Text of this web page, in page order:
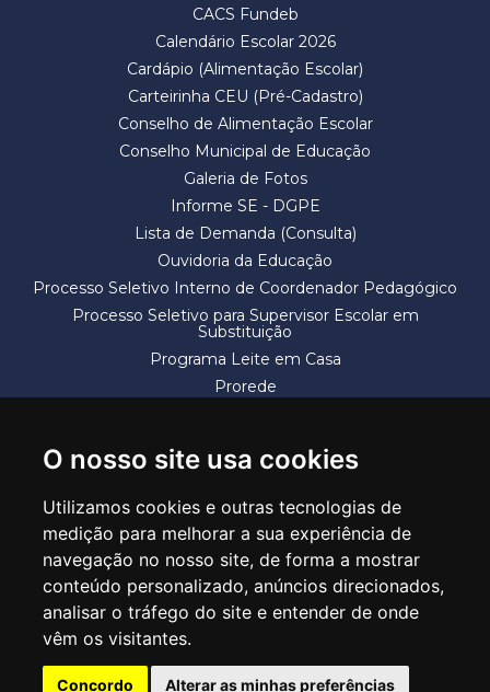
O nosso site usa cookies
Utilizamos cookies e outras tecnologias de
medição para melhorar a sua experiência de
navegação no nosso site, de forma a mostrar
conteúdo personalizado, anúncios direcionados,
analisar o tráfego do site e entender de onde
vêm os visitantes.
Concordo Alterar as minhas preferências
CACS Fundeb
Calendário Escolar 2026
Cardápio (Alimentação Escolar)
Carteirinha CEU (Pré-Cadastro)
Conselho de Alimentação Escolar
Conselho Municipal de Educação
Galeria de Fotos
Informe SE - DGPE
Lista de Demanda (Consulta)
Ouvidoria da Educação
Processo Seletivo Interno de Coordenador Pedagógico
Processo Seletivo para Supervisor Escolar em
Substituição
Programa Leite em Casa
Prorede
SECRETARIA DE EDUCAÇÃO
Rua Claudino Barbosa, 313 - Macedo - Guarulhos/SP CEP 07113-040
Central de Atendimento: *55 11 2475-7300